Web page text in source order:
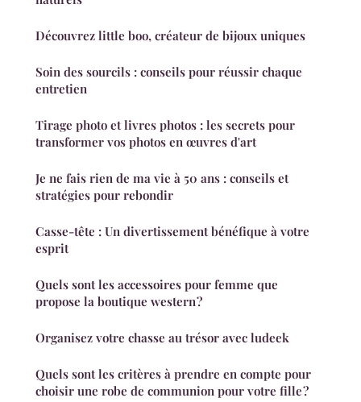
Découvrez little boo, créateur de bijoux uniques
Soin des sourcils : conseils pour réussir chaque
entretien
Tirage photo et livres photos : les secrets pour
transformer vos photos en œuvres d'art
Je ne fais rien de ma vie à 50 ans : conseils et
stratégies pour rebondir
Casse-tête : Un divertissement bénéfique à votre
esprit
Quels sont les accessoires pour femme que
propose la boutique western ?
Organisez votre chasse au trésor avec ludeek
Quels sont les critères à prendre en compte pour
choisir une robe de communion pour votre fille ?